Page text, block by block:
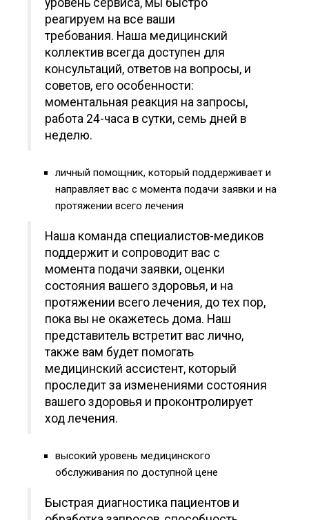
уровень сервиса, мы быстро
реагируем на все ваши
требования. Наша медицинский
коллектив всегда доступен для
консультаций, ответов на вопросы, и
советов, его особенности:
моментальная реакция на запросы,
работа 24-часа в сутки, семь дней в
неделю.
личный помощник, который поддерживает и
направляет вас с момента подачи заявки и на
протяжении всего лечения
Наша команда специалистов-медиков
поддержит и сопроводит вас с
момента подачи заявки, оценки
состояния вашего здоровья, и на
протяжении всего лечения, до тех пор,
пока вы не окажетесь дома. Наш
представитель встретит вас лично,
также вам будет помогать
медицинский ассистент, который
проследит за изменениями состояния
вашего здоровья и проконтролирует
ход лечения.
высокий уровень медицинского
обслуживания по доступной цене
Быстрая диагностика пациентов и